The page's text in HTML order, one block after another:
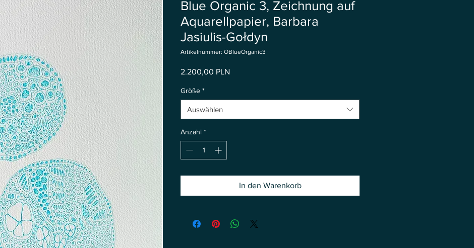
Blue Organic 3, Zeichnung auf
Aquarellpapier, Barbara
Jasiulis-Gołdyn
Artikelnummer: OBlueOrganic3
2.200,00 PLN
Größe *
Auswählen
Anzahl *
In den Warenkorb